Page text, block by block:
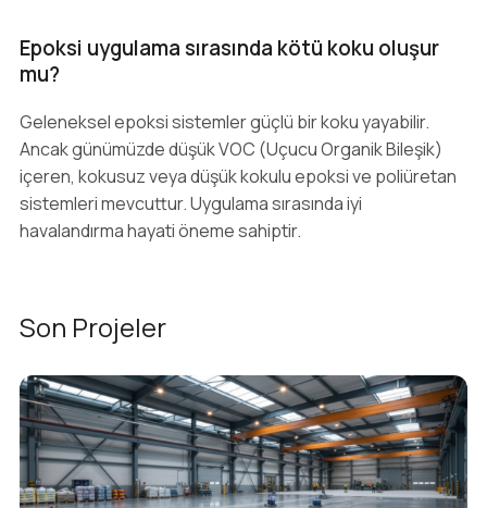
Epoksi uygulama sırasında kötü koku oluşur
mu?
Geleneksel epoksi sistemler güçlü bir koku yayabilir.
Ancak günümüzde düşük VOC (Uçucu Organik Bileşik)
içeren, kokusuz veya düşük kokulu epoksi ve poliüretan
sistemleri mevcuttur. Uygulama sırasında iyi
havalandırma hayati öneme sahiptir.
Son Projeler